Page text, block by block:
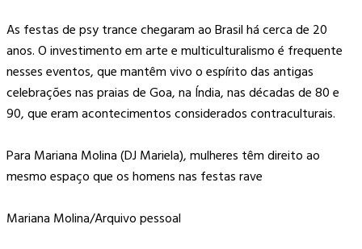
As festas de psy trance chegaram ao Brasil há cerca de 20
anos. O investimento em arte e multiculturalismo é frequente
nesses eventos, que mantêm vivo o espírito das antigas
celebrações nas praias de Goa, na Índia, nas décadas de 80 e
90, que eram acontecimentos considerados contraculturais.
Para Mariana Molina (DJ Mariela), mulheres têm direito ao
mesmo espaço que os homens nas festas rave
Mariana Molina/Arquivo pessoal